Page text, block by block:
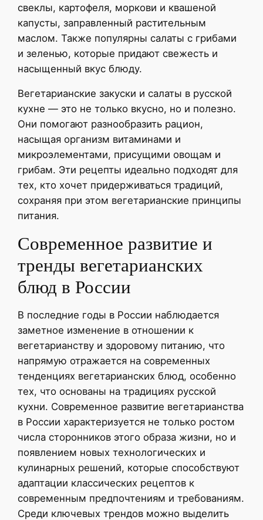
свеклы, картофеля, моркови и квашеной
капусты, заправленный растительным
маслом. Также популярны салаты с грибами
и зеленью, которые придают свежесть и
насыщенный вкус блюду.
Вегетарианские закуски и салаты в русской
кухне — это не только вкусно, но и полезно.
Они помогают разнообразить рацион,
насыщая организм витаминами и
микроэлементами, присущими овощам и
грибам. Эти рецепты идеально подходят для
тех, кто хочет придерживаться традиций,
сохраняя при этом вегетарианские принципы
питания.
Современное развитие и
тренды вегетарианских
блюд в России
В последние годы в России наблюдается
заметное изменение в отношении к
вегетарианству и здоровому питанию, что
напрямую отражается на современных
тенденциях вегетарианских блюд, особенно
тех, что основаны на традициях русской
кухни. Современное развитие вегетарианства
в России характеризуется не только ростом
числа сторонников этого образа жизни, но и
появлением новых технологических и
кулинарных решений, которые способствуют
адаптации классических рецептов к
современным предпочтениям и требованиям.
Среди ключевых трендов можно выделить